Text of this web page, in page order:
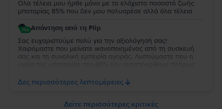
Ολα τέλεια μου ήρθε μόνο με το ελάχιστο ποσοστό ζωής
μπαταρίας 85% που δεν μου πολυαρέσε αλλά όλα τέλεια
Απάντηση από τη Flip
Σας ευχαριστούμε πολύ για την αξιολόγησή σας!
Χαιρόμαστε που μείνατε ικανοποιημένος από τη συσκευή
σας και τη συνολική εμπειρία αγοράς. Λυπούμαστε που η
προδιαγραφές μας και διαθέτουν υγεία μπαταρίας από 85%
και άνω όπως και το αναφέρουμε. Σας ευχαριστούμε για την
Δες περισσότερες λεπτομέρειες
Δείτε περισσότερες κριτικές